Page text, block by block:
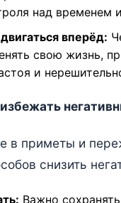
над временем
вперёд:
свою жизнь,
и
в приметы и
снизить
Важно